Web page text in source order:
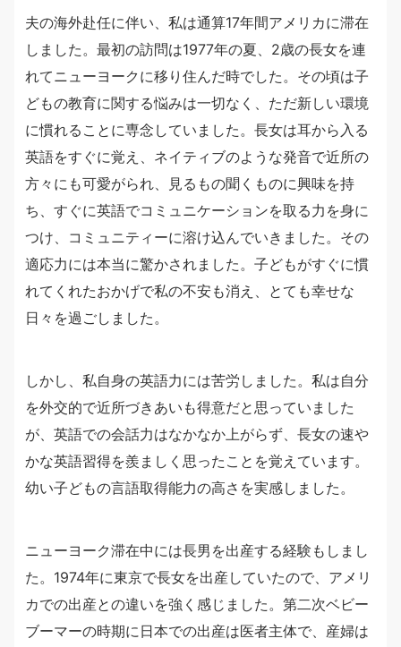
夫の海外赴任に伴い、私は通算17年間アメリカに滞在
しました。最初の訪問は1977年の夏、2歳の長女を連
れてニューヨークに移り住んだ時でした。その頃は子
どもの教育に関する悩みは一切なく、ただ新しい環境
に慣れることに専念していました。長女は耳から入る
英語をすぐに覚え、ネイティブのような発音で近所の
方々にも可愛がられ、見るもの聞くものに興味を持
ち、すぐに英語でコミュニケーションを取る力を身に
つけ、コミュニティーに溶け込んでいきました。その
適応力には本当に驚かされました。子どもがすぐに慣
れてくれたおかげで私の不安も消え、とても幸せな
日々を過ごしました。
しかし、私自身の英語力には苦労しました。私は自分
を外交的で近所づきあいも得意だと思っていました
が、英語での会話力はなかなか上がらず、長女の速や
かな英語習得を羨ましく思ったことを覚えています。
幼い子どもの言語取得能力の高さを実感しました。
ニューヨーク滞在中には長男を出産する経験もしまし
た。1974年に東京で長女を出産していたので、アメリ
カでの出産との違いを強く感じました。第二次ベビー
ブーマーの時期に日本での出産は医者主体で、産婦は